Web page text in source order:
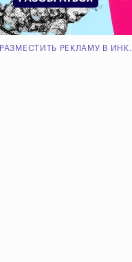
РАЗМЕСТИТЬ РЕКЛАМУ В ИНК.